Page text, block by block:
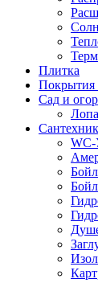
Плитка
Покрытия
Сад и
WC-